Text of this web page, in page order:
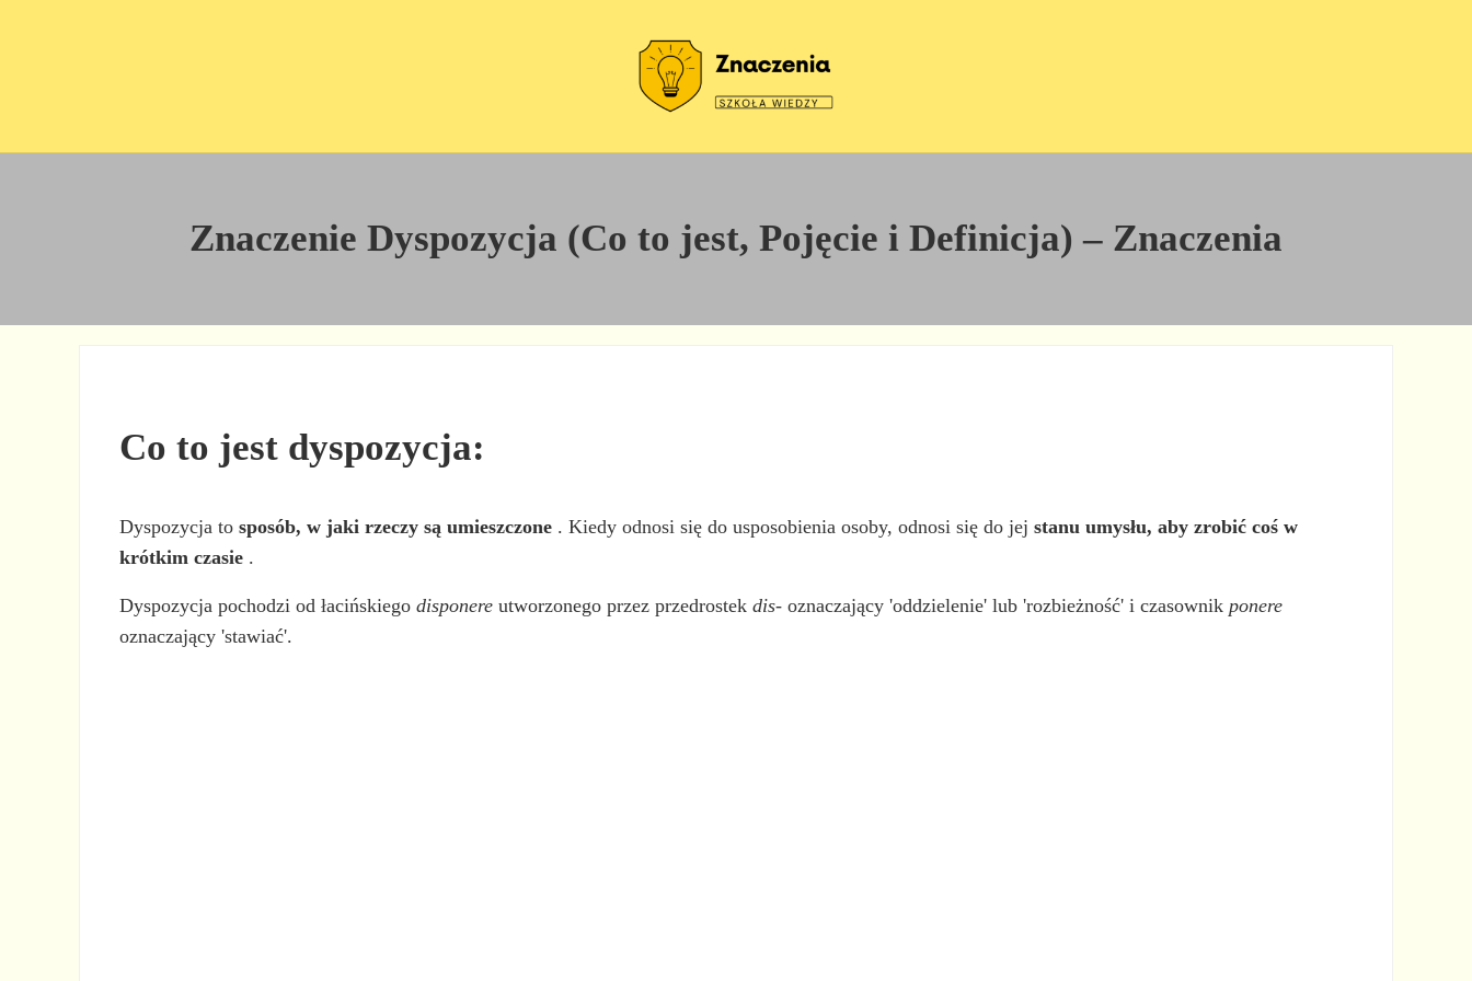
Znaczenie Dyspozycja (Co to jest, Pojęcie i Definicja) – Znaczenia
Co to jest dyspozycja:
Dyspozycja tosposób, w jaki rzeczy są umieszczone . Kiedy odnosi się do usposobienia osoby, odnosi się do jejstanu umysłu, aby zrobić coś w
krótkim czasie .
Dyspozycja pochodzi od łacińskiegodisponere utworzonego przez przedrostekdis- oznaczający 'oddzielenie' lub 'rozbieżność' i czasownik ponere
oznaczający 'stawiać'.